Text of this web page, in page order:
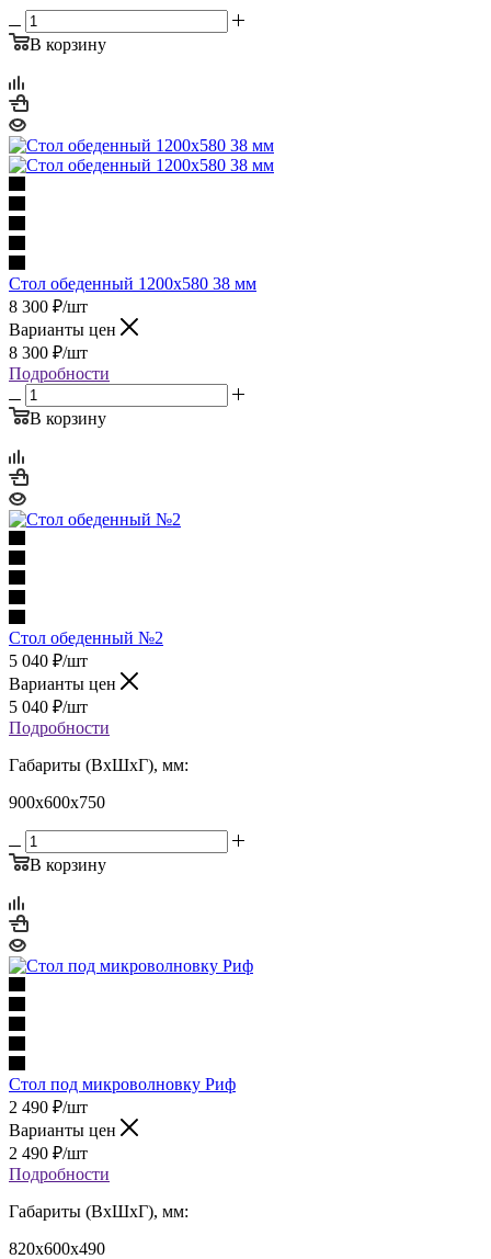
В корзину
Стол обеденный 1200х580 38 мм
8 300 ₽/шт
Варианты цен
8 300 ₽/шт
Подробности
В корзину
Стол обеденный №2
5 040 ₽/шт
Варианты цен
5 040 ₽/шт
Подробности
Габариты (ВхШхГ), мм:
900х600х750
В корзину
Стол под микроволновку Риф
2 490 ₽/шт
Варианты цен
2 490 ₽/шт
Подробности
Габариты (ВхШхГ), мм:
820х600х490